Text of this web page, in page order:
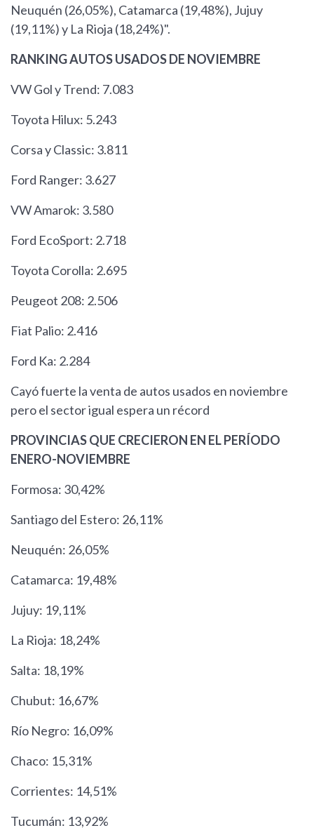
Neuquén (26,05%), Catamarca (19,48%), Jujuy
(19,11%) y La Rioja (18,24%)".
RANKING AUTOS USADOS DE NOVIEMBRE
VW Gol y Trend: 7.083
Toyota Hilux: 5.243
Corsa y Classic: 3.811
Ford Ranger: 3.627
VW Amarok: 3.580
Ford EcoSport: 2.718
Toyota Corolla: 2.695
Peugeot 208: 2.506
Fiat Palio: 2.416
Ford Ka: 2.284
Cayó fuerte la venta de autos usados en noviembre
pero el sector igual espera un récord
PROVINCIAS QUE CRECIERON EN EL PERÍODO
ENERO-NOVIEMBRE
Formosa: 30,42%
Santiago del Estero: 26,11%
Neuquén: 26,05%
Catamarca: 19,48%
Jujuy: 19,11%
La Rioja: 18,24%
Salta: 18,19%
Chubut: 16,67%
Río Negro: 16,09%
Chaco: 15,31%
Corrientes: 14,51%
Tucumán: 13,92%